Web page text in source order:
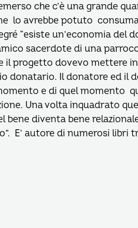
che c’è una grande
lo avrebbe potuto
“esiste un’economia del
sacerdote di una
il progetto dovevo mettere
donatario. Il donatore ed il
e di quel momento
Una volta inquadrato
bene diventa bene
E’ autore di numerosi libri